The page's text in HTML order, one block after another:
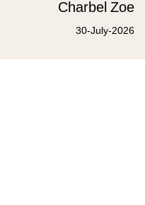
Charbel Zoe
30-July-2026